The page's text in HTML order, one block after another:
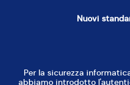
Nuovi
Per la sicurezza
abbiamo introdotto